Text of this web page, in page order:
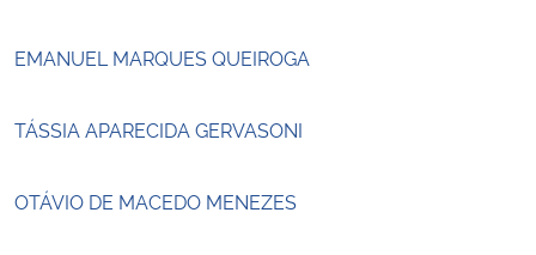
EMANUEL MARQUES QUEIROGA
TÁSSIA APARECIDA GERVASONI
OTÁVIO DE MACEDO MENEZES